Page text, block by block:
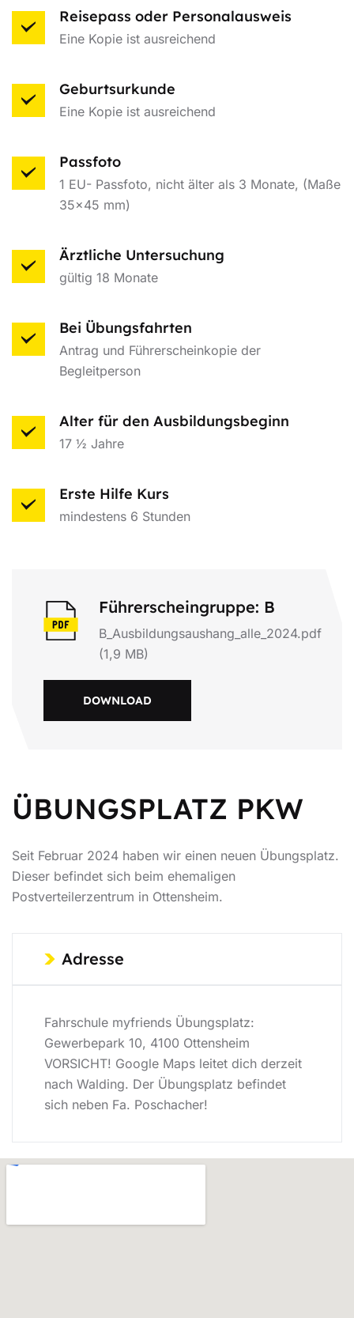
Reisepass oder Personalausweis
Eine Kopie ist ausreichend
Geburtsurkunde
Eine Kopie ist ausreichend
Passfoto
1 EU- Passfoto, nicht älter als 3 Monate, (Maße
35×45 mm)
Ärztliche Untersuchung
gültig 18 Monate
Bei Übungsfahrten
Antrag und Führerscheinkopie der
Begleitperson
Alter für den Ausbildungsbeginn
17 ½ Jahre
Erste Hilfe Kurs
mindestens 6 Stunden
Führerscheingruppe: B
B_Ausbildungsaushang_alle_2024.pdf
(1,9 MB)
DOWNLOAD
ÜBUNGSPLATZ PKW
Seit Februar 2024 haben wir einen neuen Übungsplatz.
Dieser befindet sich beim ehemaligen
Postverteilerzentrum in Ottensheim.
Adresse
Fahrschule myfriends Übungsplatz:
Gewerbepark 10, 4100 Ottensheim
VORSICHT! Google Maps leitet dich derzeit
nach Walding. Der Übungsplatz befindet
sich neben Fa. Poschacher!